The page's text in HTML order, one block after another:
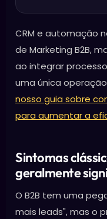
CRM e automação
de Marketing B2B,
ao integrar
uma única
nosso guia sobre
para aumentar a
Sintomas
geralmente
O B2B tem uma
mais leads", mas o